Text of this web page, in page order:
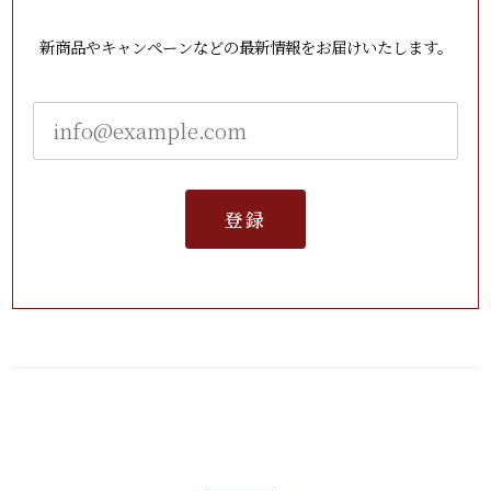
新商品やキャンペーンなどの最新情報をお届けいたします。
登録